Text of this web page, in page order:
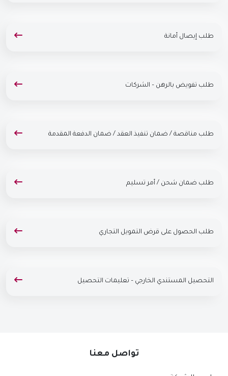
طلب إيصال أمانة
طلب تفويض بالرهن – الشركات
طلب مناقصة / ضمان تنفيذ العقد / ضمان الدفعة المقدمة
طلب ضمان شحن / أمر تسليم
طلب الحصول على قرض التمويل التجاري
التحصيل المستندي الخارجي – تعليمات التحصيل
تواصل معنا